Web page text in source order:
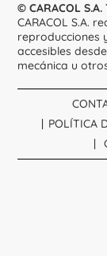
© CARACOL
CARACOL S.A.
reproducciones
accesibles
mecánica u
POLÍTICA